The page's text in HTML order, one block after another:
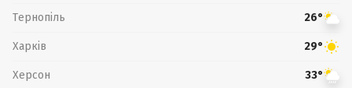
Тернопіль 26°
Харків 29°
Херсон 33°